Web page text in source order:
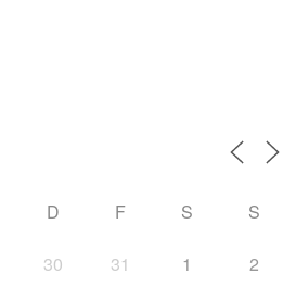
D F S S
30 31 1 2